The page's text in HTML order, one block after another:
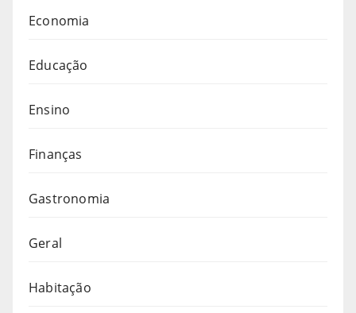
Economia
Educação
Ensino
Finanças
Gastronomia
Geral
Habitação